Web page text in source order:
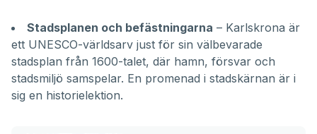
Stadsplanen och befästningarna – Karlskrona är
ett UNESCO-världsarv just för sin välbevarade
stadsplan från 1600-talet, där hamn, försvar och
stadsmiljö samspelar. En promenad i stadskärnan är i
sig en historielektion.